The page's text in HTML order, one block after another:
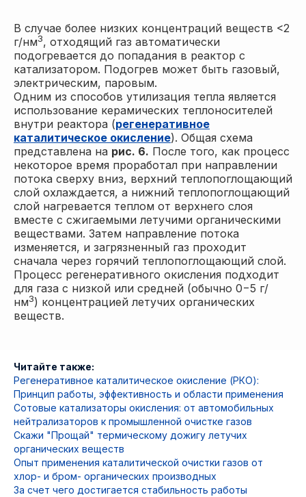
В случае более низких концентраций веществ <2
г/нм3, отходящий газ автоматически
подогревается до попадания в реактор с
катализатором. Подогрев может быть газовый,
электрическим, паровым.
Одним из способов утилизация тепла является
использование керамических теплоносителей
внутри реактора (регенеративное
каталитическое окисление). Общая схема
представлена на рис. 6. После того, как процесс
некоторое время проработал при направлении
потока сверху вниз, верхний теплопоглощающий
слой охлаждается, а нижний теплопоглощающий
слой нагревается теплом от верхнего слоя
вместе с сжигаемыми летучими органическими
веществами. Затем направление потока
изменяется, и загрязненный газ проходит
сначала через горячий теплопоглощающий слой.
Процесс регенеративного окисления подходит
для газа с низкой или средней (обычно 0−5 г/
нм3) концентрацией летучих органических
веществ.
Читайте также:
Регенеративное каталитическое окисление (РКО):
Принцип работы, эффективность и области применения
Сотовые катализаторы окисления: от автомобильных
нейтрализаторов к промышленной очистке газов
Скажи "Прощай" термическому дожигу летучих
органических веществ
Опыт применения каталитической очистки газов от
хлор- и бром- органических производных
За счет чего достигается стабильность работы